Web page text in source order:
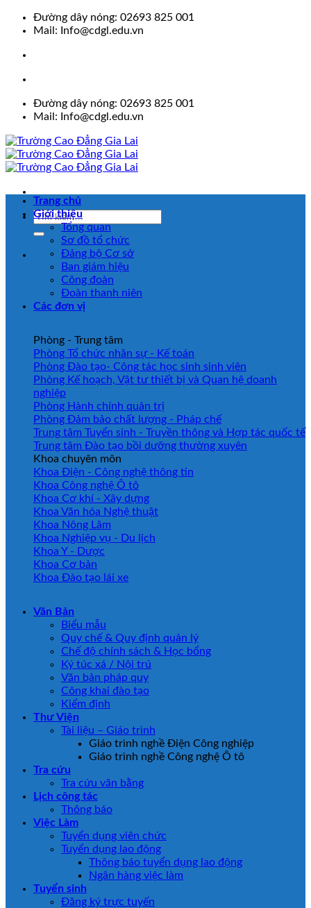
Skip
Đường dây nóng: 02693 825 001
Mail: Info@cdgl.edu.vn
Đường dây nóng: 02693 825 001
Mail: Info@cdgl.edu.vn
Trang chủ
Giới thiệu
Tổng quan
Sơ đồ tổ chức
Đảng bộ Cơ sở
Ban giám hiệu
Công đoàn
Đoàn thanh niên
Các đơn vị
Phòng - Trung tâm
Phòng Tổ chức nhân sự - Kế toán
Phòng Đào tạo- Công tác học sinh sinh viên
Phòng Kế hoạch, Vật tư thiết bị và Quan hệ doanh
nghiệp
Phòng Hành chính quản trị
Phòng Đảm bảo chất lượng - Pháp chế
Trung tâm Tuyển sinh - Truyền thông và Hợp tác quốc tế
Trung tâm Đào tạo bồi dưỡng thường xuyên
Khoa chuyên môn
Khoa Điện - Công nghệ thông tin
Khoa Công nghệ Ô tô
Khoa Cơ khí - Xây dựng
Khoa Văn hóa Nghệ thuật
Khoa Nông Lâm
Khoa Nghiệp vụ - Du lịch
Khoa Y - Dược
Khoa Cơ bản
Khoa Đào tạo lái xe
Văn Bản
Biểu mẫu
Quy chế & Quy định quản lý
Chế độ chính sách & Học bổng
Ký túc xá / Nội trú
Văn bản pháp quy
Công khai đào tạo
Kiểm định
Thư Viện
Tài liệu – Giáo trình
Giáo trình nghề Điện Công nghiệp
Giáo trình nghề Công nghệ Ô tô
Tra cứu
Tra cứu văn bằng
Lịch công tác
Thông báo
Việc Làm
Tuyển dụng viên chức
Tuyển dụng lao động
Thông báo tuyển dụng lao động
Ngân hàng việc làm
Tuyển sinh
Đăng ký trực tuyến